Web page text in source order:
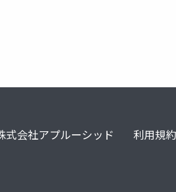
式会社アプルーシッド 利用規約